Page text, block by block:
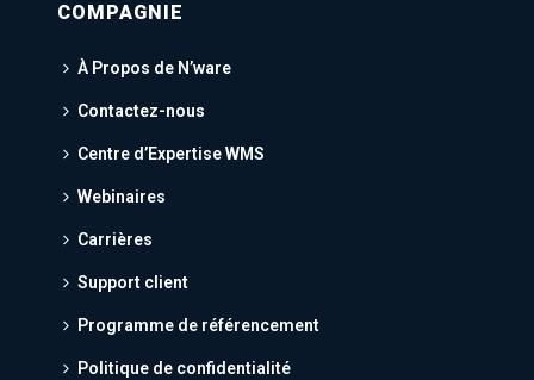
COMPAGNIE
À Propos de N’ware
Contactez-nous
Centre d’Expertise WMS
Webinaires
Carrières
Support client
Programme de référencement
Politique de confidentialité